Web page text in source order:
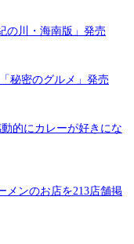
の川・海南版」発売
秘密のグルメ」発売
的にカレーが好きにな
メンのお店を213店舗掲